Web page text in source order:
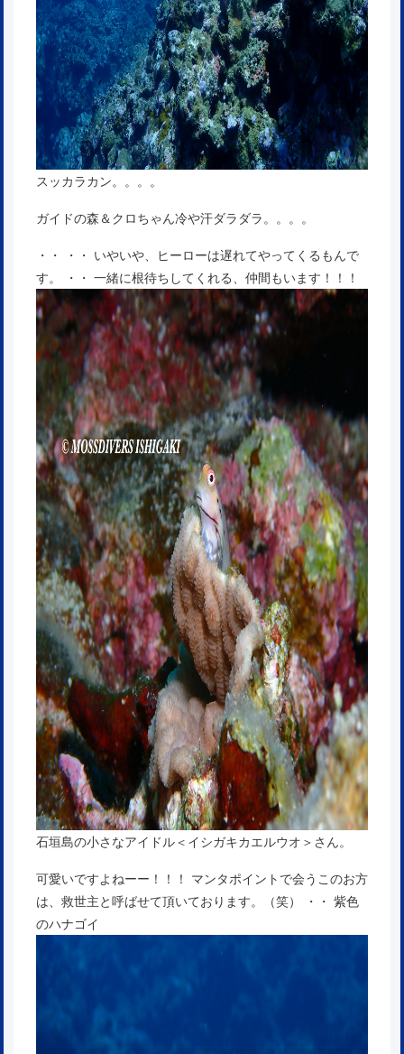
スッカラカン。。。。
ガイドの森＆クロちゃん冷や汗ダラダラ。。。。
・・ ・・ いやいや、ヒーローは遅れてやってくるもんで
す。 ・・ 一緒に根待ちしてくれる、仲間もいます！！！
石垣島の小さなアイドル＜イシガキカエルウオ＞さん。
可愛いですよねーー！！！ マンタポイントで会うこのお方
は、救世主と呼ばせて頂いております。（笑） ・・ 紫色
のハナゴイ